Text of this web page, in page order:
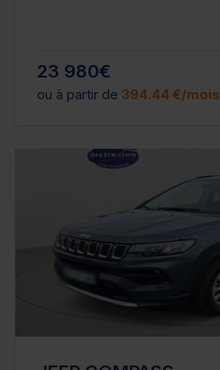
23 980€
ou à partir de 394.44 €/mois